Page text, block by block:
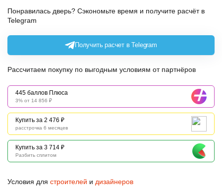
Понравилась дверь? Сэкономьте время и получите расчёт в
Telegram
Получить расчет в Telegram
Рассчитаем покупку по выгодным условиям от партнёров
445 баллов Плюса
3% от 14 856 ₽
Купить за 2 476 ₽
расстрочка 6 месяцев
Купить за 3 714 ₽
Разбить сплитом
Условия для строителей и дизайнеров